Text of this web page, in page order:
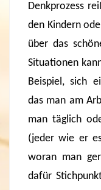
Denkprozess
den Kindern
über das
Situationen
Beispiel, sich
das man am
man täglich
(jeder wie er
woran man
dafür